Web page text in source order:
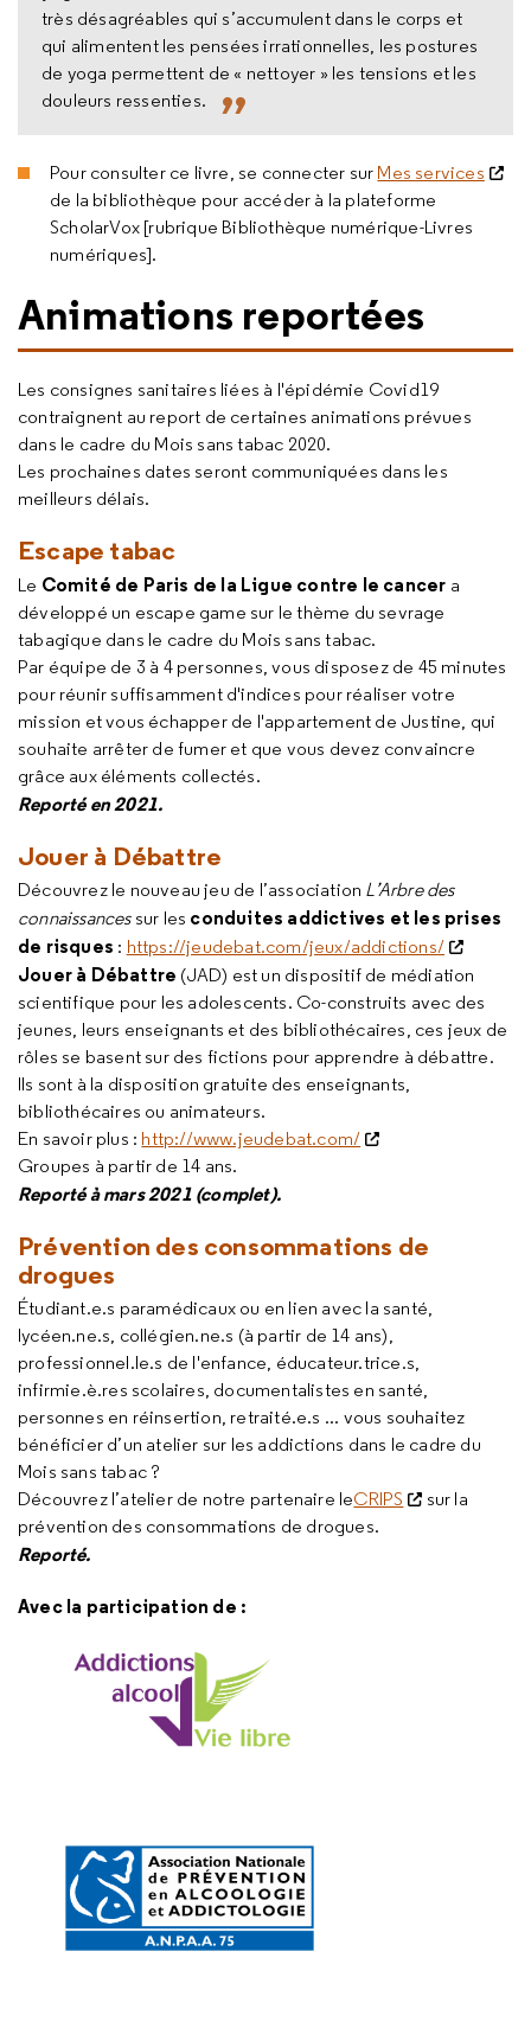
très désagréables qui s’accumulent dans le corps et
qui alimentent les pensées irrationnelles, les postures
de yoga permettent de « nettoyer » les tensions et les
douleurs ressenties.
Pour consulter ce livre, se connecter sur Mes services
de la bibliothèque pour accéder à la plateforme
ScholarVox [rubrique Bibliothèque numérique-Livres
numériques].
Animations reportées
Les consignes sanitaires liées à l'épidémie Covid19
contraignent au report de certaines animations prévues
dans le cadre du Mois sans tabac 2020.
Les prochaines dates seront communiquées dans les
meilleurs délais.
Escape tabac
Le Comité de Paris de la Ligue contre le cancer a
développé un escape game sur le thème du sevrage
tabagique dans le cadre du Mois sans tabac.
Par équipe de 3 à 4 personnes, vous disposez de 45 minutes
pour réunir suffisamment d'indices pour réaliser votre
mission et vous échapper de l'appartement de Justine, qui
souhaite arrêter de fumer et que vous devez convaincre
grâce aux éléments collectés.
Reporté en 2021.
Jouer à Débattre
Découvrez le nouveau jeu de l’association L’Arbre des
connaissancessur les conduites addictives et les prises
de risques : https://jeudebat.com/jeux/addictions/
Jouer à Débattre (JAD) est un dispositif de médiation
scientifique pour les adolescents. Co-construits avec des
jeunes, leurs enseignants et des bibliothécaires, ces jeux de
rôles se basent sur des fictions pour apprendre à débattre.
Ils sont à la disposition gratuite des enseignants,
bibliothécaires ou animateurs.
En savoir plus : http://www.jeudebat.com/
Groupes à partir de 14 ans.
Reporté à mars 2021 (complet).
Prévention des consommations de
drogues
Étudiant.e.s paramédicaux ou en lien avec la santé,
lycéen.ne.s, collégien.ne.s (à partir de 14 ans),
professionnel.le.s de l'enfance, éducateur.trice.s,
infirmie.è.res scolaires, documentalistes en santé,
personnes en réinsertion, retraité.e.s ... vous souhaitez
bénéficier d’un atelier sur les addictions dans le cadre du
Mois sans tabac ?
Découvrez l’atelier de notre partenaire leCRIPS
sur la
prévention des consommations de drogues.
Reporté.
Avec la participation de :